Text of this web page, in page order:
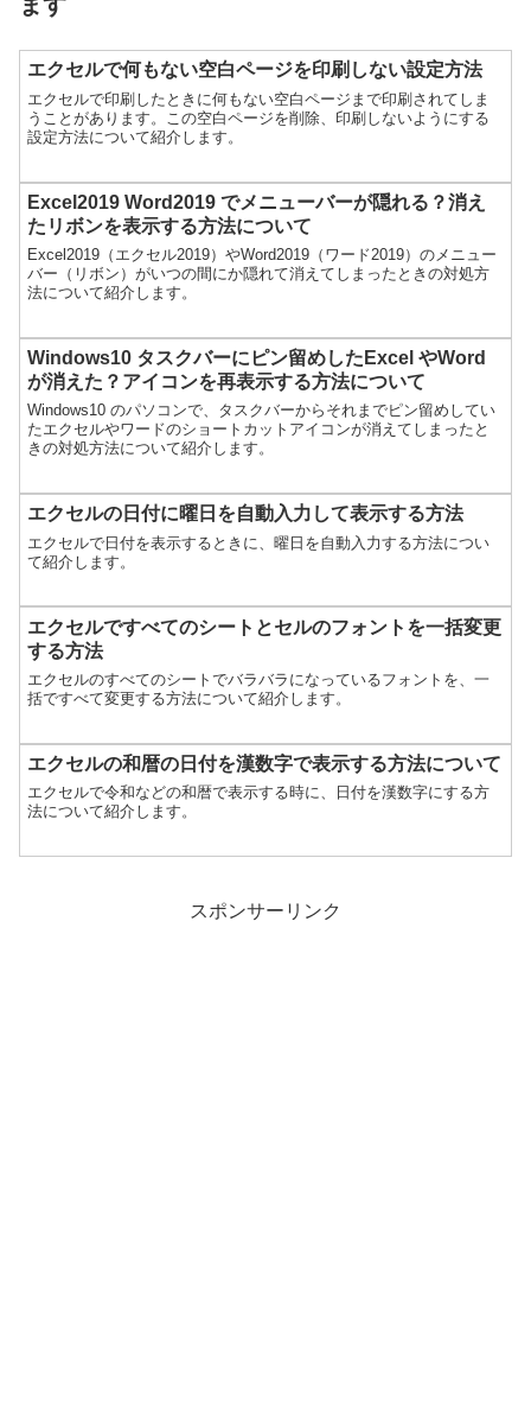
エクセルで何もない空白ページを印刷しない設定方法
エクセルで印刷したときに何もない空白ページまで印刷されてしま
うことがあります。この空白ページを削除、印刷しないようにする
設定方法について紹介します。
Excel2019 Word2019 でメニューバーが隠れる？消え
たリボンを表示する方法について
Excel2019（エクセル2019）やWord2019（ワード2019）のメニュー
バー（リボン）がいつの間にか隠れて消えてしまったときの対処方
法について紹介します。
Windows10 タスクバーにピン留めしたExcel やWord
が消えた？アイコンを再表示する方法について
Windows10 のパソコンで、タスクバーからそれまでピン留めしてい
たエクセルやワードのショートカットアイコンが消えてしまったと
きの対処方法について紹介します。
エクセルの日付に曜日を自動入力して表示する方法
エクセルで日付を表示するときに、曜日を自動入力する方法につい
て紹介します。
エクセルですべてのシートとセルのフォントを一括変更
する方法
エクセルのすべてのシートでバラバラになっているフォントを、一
括ですべて変更する方法について紹介します。
エクセルの和暦の日付を漢数字で表示する方法について
エクセルで令和などの和暦で表示する時に、日付を漢数字にする方
法について紹介します。
スポンサーリンク